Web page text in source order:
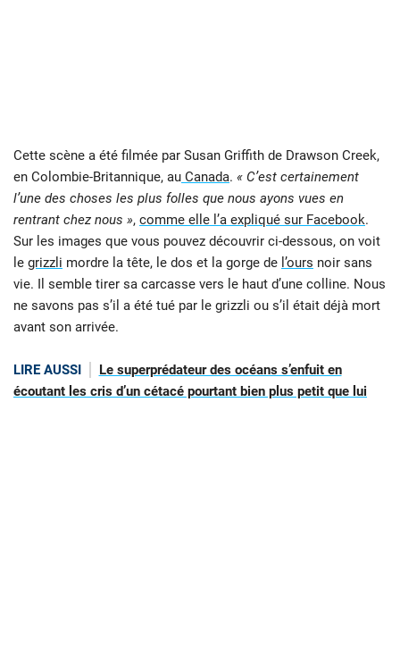
Cette scène a été filmée par Susan Griffith de Drawson Creek,
en Colombie-Britannique, au Canada. « C’est certainement
l’une des choses les plus folles que nous ayons vues en
rentrant chez nous », comme elle l’a expliqué sur Facebook.
Sur les images que vous pouvez découvrir ci-dessous, on voit
le grizzli mordre la tête, le dos et la gorge de l’ours noir sans
vie. Il semble tirer sa carcasse vers le haut d’une colline. Nous
ne savons pas s’il a été tué par le grizzli ou s’il était déjà mort
avant son arrivée.
LIRE AUSSI
Le superprédateur des océans s’enfuit en
écoutant les cris d’un cétacé pourtant bien plus petit que lui